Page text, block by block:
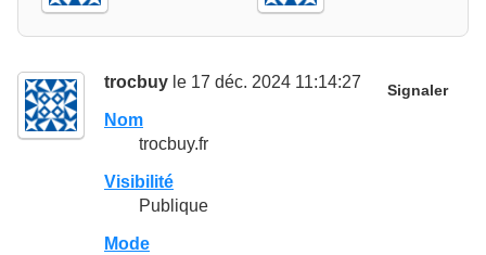
trocbuy le 17 déc. 2024 11:14:27 Signaler
Nom
trocbuy.fr
Visibilité
Publique
Mode